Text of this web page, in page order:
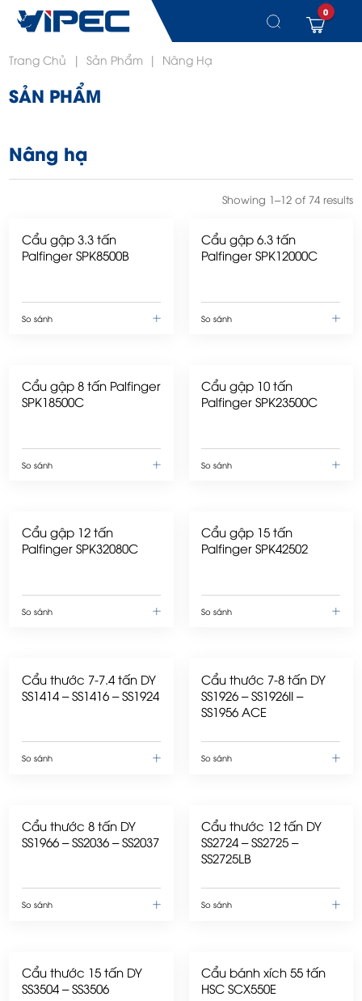
Chuyển
nội
dung
0
Trang Chủ | Sản Phẩm | Nâng Hạ
SẢN PHẨM
Nâng hạ
Showing 1–12 of 74 results
Cẩu gập 3.3 tấn
Palfinger SPK8500B
So sánh
Cẩu gập 6.3 tấn
Palfinger SPK12000C
So sánh
Cẩu gập 8 tấn Palfinger
SPK18500C
So sánh
Cẩu gập 10 tấn
Palfinger SPK23500C
So sánh
Cẩu gập 12 tấn
Palfinger SPK32080C
So sánh
Cẩu gập 15 tấn
Palfinger SPK42502
So sánh
Cẩu thước 7-7.4 tấn DY
SS1414 – SS1416 – SS1924
So sánh
Cẩu thước 7-8 tấn DY
SS1926 – SS1926II –
SS1956 ACE
So sánh
Cẩu thước 8 tấn DY
SS1966 – SS2036 – SS2037
So sánh
Cẩu thước 12 tấn DY
SS2724 – SS2725 –
SS2725LB
So sánh
Cẩu thước 15 tấn DY
SS3504 – SS3506
Cẩu bánh xích 55 tấn
HSC SCX550E